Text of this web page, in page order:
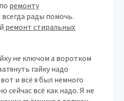
по ремонту
рады помочь.
ремонт стиральных
не ключом а воротком
гайку надо
и всё я был немного
сейчас всё как надо. Я не